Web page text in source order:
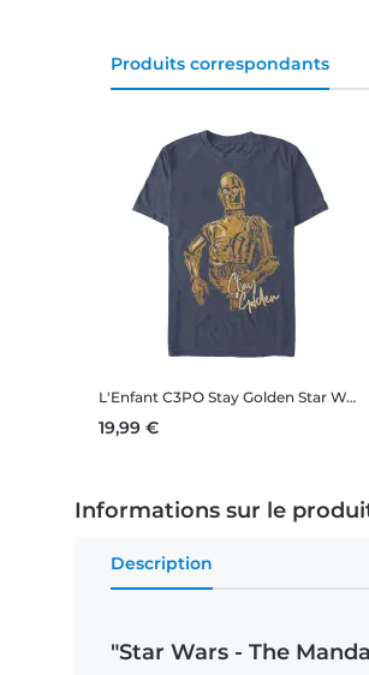
Produits correspondants
L'Enfant C3PO Stay Golden Star Wars - The Mandalorian - L'Enfant C3PO Stay Golden - Homme T-shirt
19,99 €
Informations sur le
Description
"Star Wars - The